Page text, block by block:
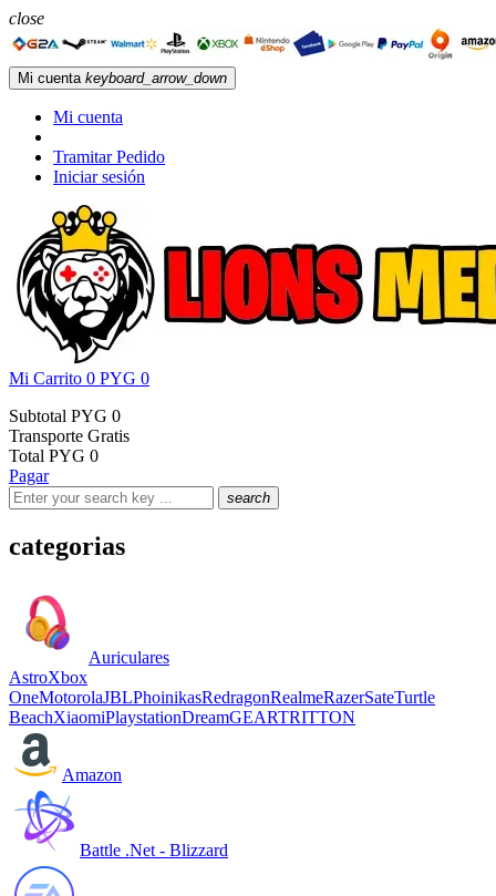
close
Mi cuenta keyboard_arrow_down
Mi cuenta
Tramitar Pedido
Iniciar sesión
Mi Carrito 0 PYG 0
Subtotal PYG 0
Transporte Gratis
Total PYG 0
Pagar
search
categorias
Auriculares
AstroXbox
OneMotorolaJBLPhoinikasRedragonRealmeRazerSateTurtle
BeachXiaomiPlaystationDreamGEARTRITTON
Amazon
Battle .Net - Blizzard